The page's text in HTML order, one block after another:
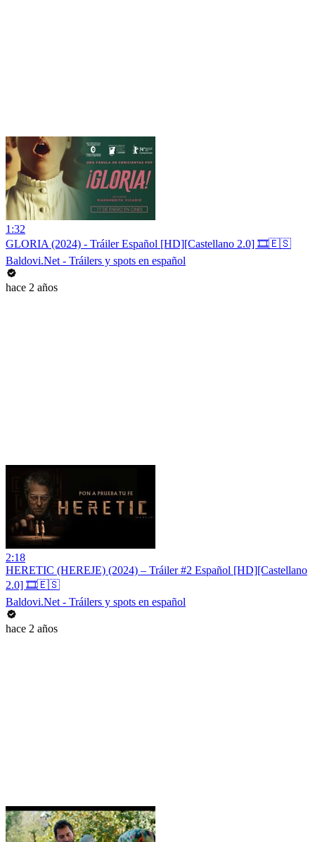
1:32
GLORIA (2024) - Tráiler Español [HD][Castellano 2.0] 🎞️🇪🇸
Baldovi.Net - Tráilers y spots en español
hace 2 años
2:18
HERETIC (HEREJE) (2024) – Tráiler #2 Español [HD][Castellano
2.0] 🎞️🇪🇸
Baldovi.Net - Tráilers y spots en español
hace 2 años